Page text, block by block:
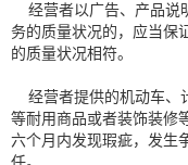
经营者以广告、产品说
务的质量状况的，应当保
的质量状况相符。
经营者提供的机动车、
等耐用商品或者装饰装修
六个月内发现瑕疵，发生